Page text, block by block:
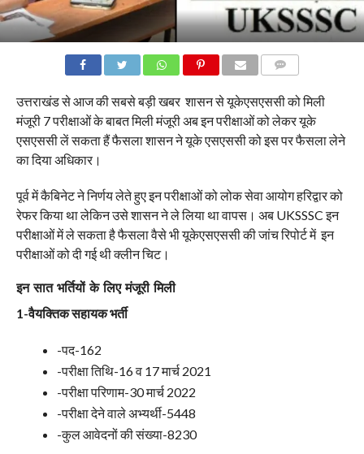
उत्तराखंड से आज की सबसे बड़ी खबर शासन से यूकेएसएससी को मिली
मंजूरी 7 परीक्षाओं के बाबत मिली मंजूरी अब इन परीक्षाओं को लेकर यूके
एसएससी लें सकता हैं फैसला शासन ने यूके एसएससी को इस पर फैसला लेने
का दिया अधिकार।
पूर्व में कैबिनेट ने निर्णय लेते हुए इन परीक्षाओं को लोक सेवा आयोग हरिद्वार को
रेफर किया था लेकिन उसे शासन ने ले लिया था वापस। अब UKSSSC इन
परीक्षाओं में ले सकता है फैसला वैसे भी यूकेएसएससी की जांच रिपोर्ट में इन
परीक्षाओं को दी गई थी क्लीन चिट।
इन सात भर्तियों के लिए मंजूरी मिली
1-वैयक्तिक सहायक भर्ती
-पद-162
-परीक्षा तिथि-16 व 17 मार्च 2021
-परीक्षा परिणाम-30 मार्च 2022
-परीक्षा देने वाले अभ्यर्थी-5448
-कुल आवेदनों की संख्या-8230